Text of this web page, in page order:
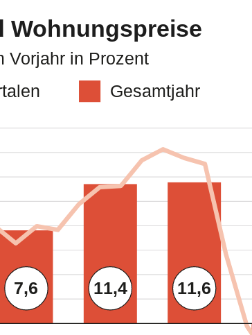
7,6 11,4 11,6
Vorjahr in Prozent
Gesamtjahr
Wohnungspreise